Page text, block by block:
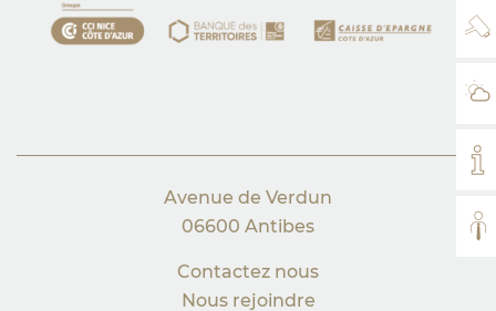
Avenue de Verdun
06600 Antibes
Contactez nous
Nous rejoindre